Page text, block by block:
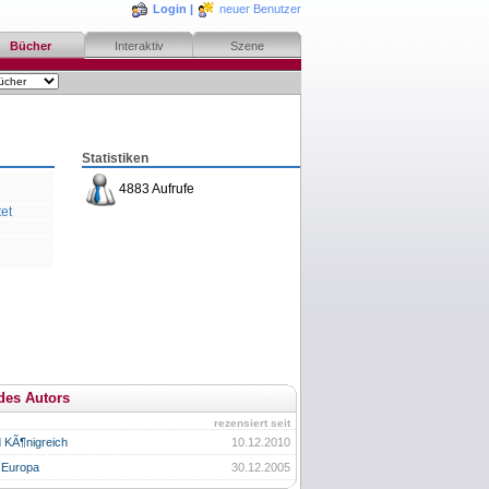
Login | neuer Benutzer
Bücher Interaktiv Szene
Statistiken
4883 Aufrufe
Autors
rezensiert seit
10.12.2010
KÃ¶nigreich
30.12.2005